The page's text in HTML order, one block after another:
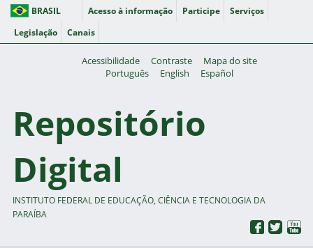
BRASIL Acesso à informação Participe
Serviços
Legislação
Canais
Acessibilidade Contraste
Mapa do site
Português
English Español
Repositório
Digital
INSTITUTO FEDERAL DE EDUCAÇÃO, CIÊNCIA E TECNOLOGIA DA
PARAÍBA